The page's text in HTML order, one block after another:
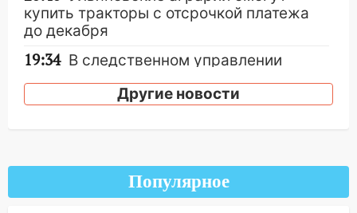
купить тракторы с отсрочкой платежа
до декабря
19:34 В следственном управлении
мероприятие, приуроченное к
поддержать «Симбирскую чебурашку»
на фестивале «ФормАРТ»
Другие новости
Популярное